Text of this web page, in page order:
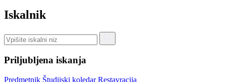
Iskalnik
Priljubljena iskanja
Predmetnik Študijski koledarRestavracija